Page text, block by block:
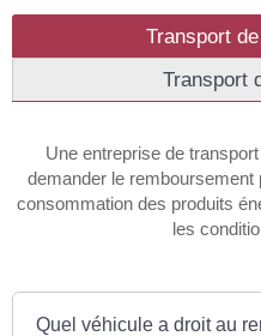
Transport
Transport
Une entreprise de
demander le remboursement
consommation des produits
les
Quel véhicule a droit au